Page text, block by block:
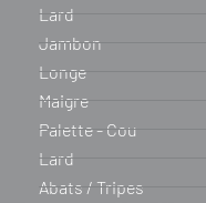
Lard
Jambon
Longe
Maigre
Palette - Cou
Lard
Abats / Tripes